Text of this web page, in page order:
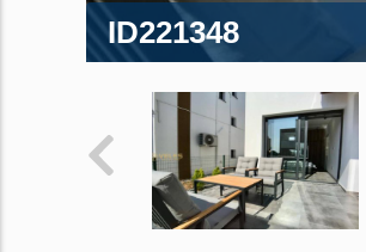
ID221348